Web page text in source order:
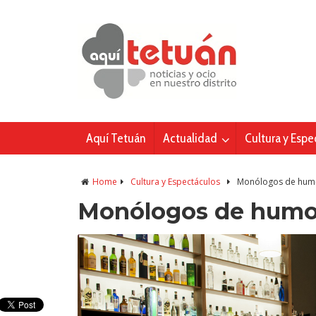
Aquí Tetuán Actualidad Cultura y
Home Cultura y Espectáculos Monólogos de
Monólogos de